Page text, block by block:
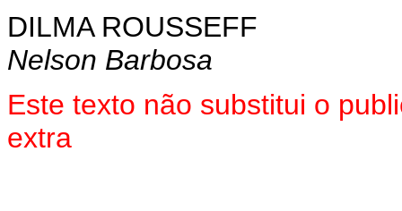
DILMA ROUSSEFF
Nelson Barbosa
Este texto não substitui o
extra